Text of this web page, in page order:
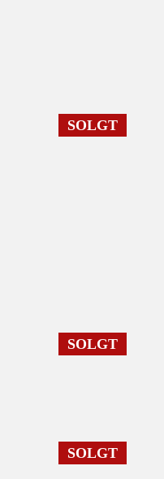
SOLGT
SOLGT
SOLGT